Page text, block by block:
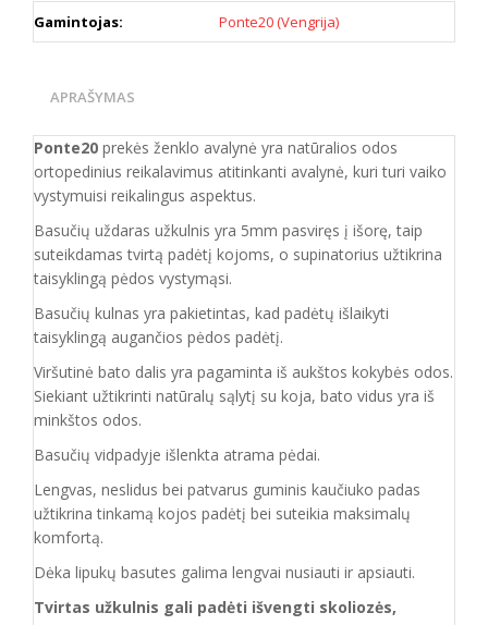
Gamintojas: Ponte20 (Vengrija)
APRAŠYMAS
Ponte20 prekės ženklo avalynė yra natūralios odos
ortopedinius reikalavimus atitinkanti avalynė, kuri turi vaiko
vystymuisi reikalingus aspektus.
Basučių uždaras užkulnis yra 5mm pasviręs į išorę, taip
suteikdamas tvirtą padėtį kojoms, o supinatorius užtikrina
taisyklingą pėdos vystymąsi.
Basučių kulnas yra pakietintas, kad padėtų išlaikyti
taisyklingą augančios pėdos padėtį.
Viršutinė bato dalis yra pagaminta iš aukštos kokybės odos.
Siekiant užtikrinti natūralų sąlytį su koja, bato vidus yra iš
minkštos odos.
Basučių vidpadyje išlenkta atrama pėdai.
Lengvas, neslidus bei patvarus guminis kaučiuko padas
užtikrina tinkamą kojos padėtį bei suteikia maksimalų
komfortą.
Dėka lipukų basutes galima lengvai nusiauti ir apsiauti.
Tvirtas užkulnis gali padėti išvengti skoliozės,